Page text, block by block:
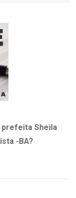
prefeita Sheila
-BA?